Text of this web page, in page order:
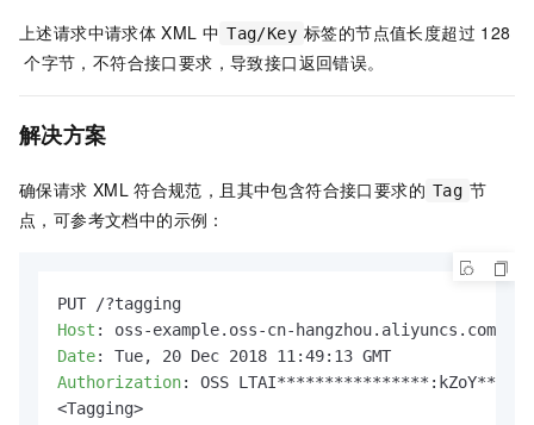
上述请求中请求体 XML 中 Tag/Key 标签的节点值长度超过 128
个字节，不符合接口要求，导致接口返回错误。
解决方案
确保请求 XML 符合规范，且其中包含符合接口要求的 Tag 节
点，可参考文档中的示例：
Host :
Date:
Authorization: OSS
<Tagging>